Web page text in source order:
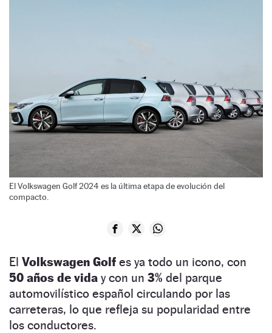
El Volkswagen Golf 2024 es la última etapa de evolución del
compacto.
El Volkswagen Golf es ya todo un icono, con
50 años de vida y con un 3% del parque
automovilístico español circulando por las
carreteras, lo que refleja su popularidad entre
los conductores.